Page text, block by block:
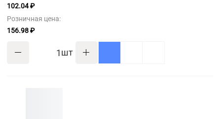
102.04 ₽
Розничная цена:
156.98 ₽
шт